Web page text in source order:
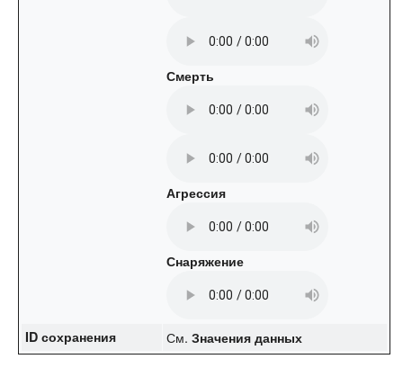
Смерть
Агрессия
Снаряжение
ID сохранения См. Значения данных